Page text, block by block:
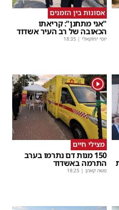
אסונות בין הזמנים
"אני מתחנן": קריאתו
הכאובה של רב העיר אשדוד
יוסי יחזקאלי |
18:35
1
מצילי חיים
150 מנות דם נתרמו בערב
התרמה באשדוד
משה קאהן |
18:25